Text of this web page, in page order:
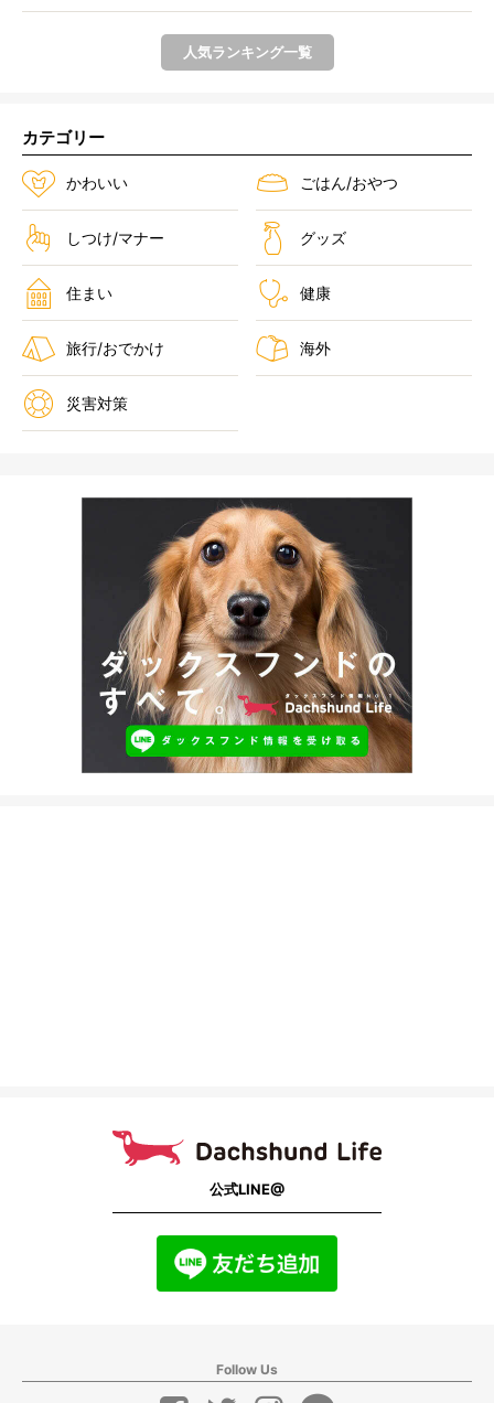
人気ランキング一覧
カテゴリー
かわいい ごはん/おやつ
しつけ/マナー グッズ
住まい 健康
旅行/おでかけ 海外
災害対策
公式LINE@
Follow Us